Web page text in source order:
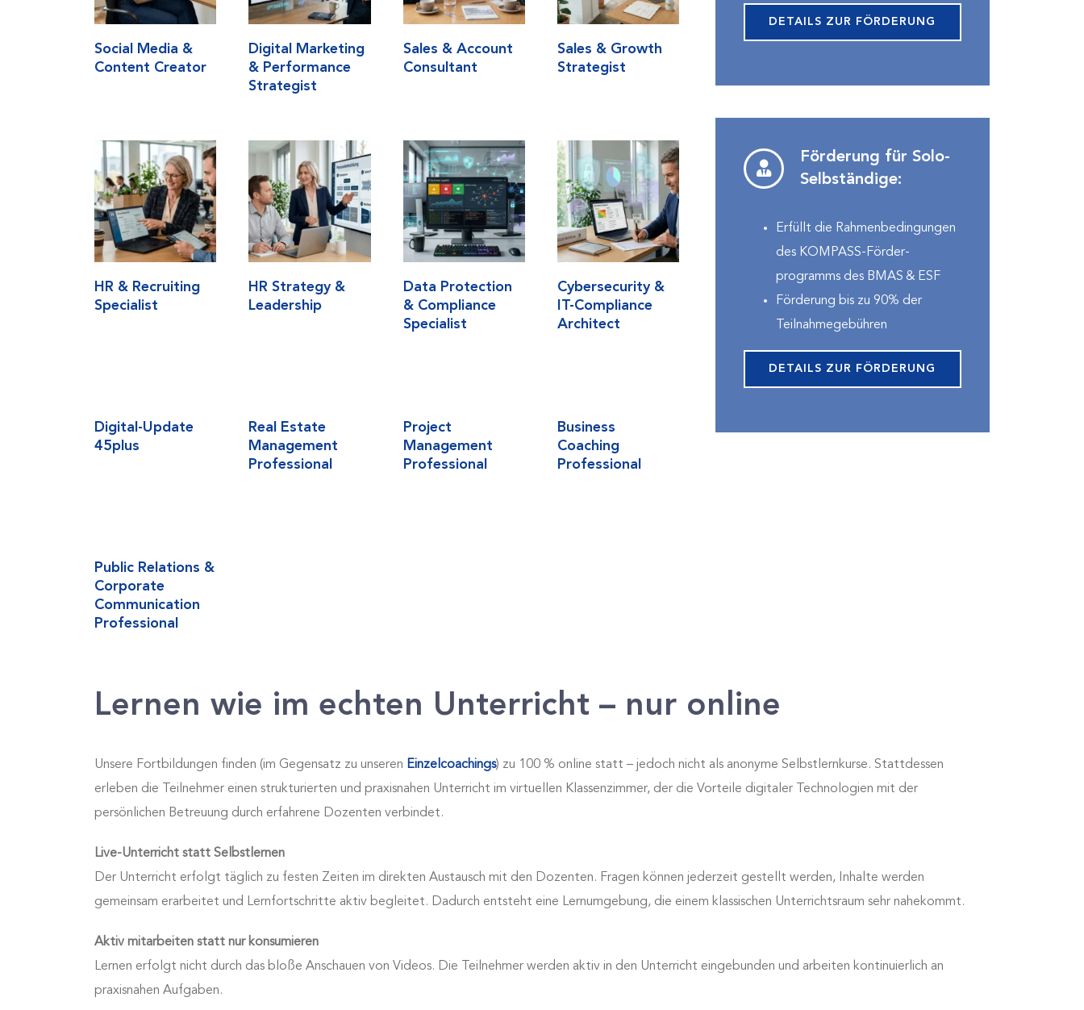
Social Media &
Content Creator
Digital Marketing
& Performance
Strategist
Sales & Account
Consultant
Sales & Growth
Strategist
HR & Recruiting
Specialist
HR Strategy &
Leadership
Data Protection
& Compliance
Specialist
Cybersecurity &
IT-Compliance
Architect
Digital-Update
45plus
Real Estate
Management
Professional
Project
Management
Professional
Business
Coaching
Professional
Public Relations &
Corporate
Communication
Professional
DETAILS ZUR FÖRDERUNG
Förderung für Solo-
Selbständige:
Erfüllt die Rahmenbedingungen
des KOMPASS-Förder­
programms des BMAS & ESF
Förderung bis zu 90% der
Teilnahmegebühren
DETAILS ZUR FÖRDERUNG
Lernen wie im echten Unterricht – nur online
Unsere Fortbildungen finden (im Gegensatz zu unseren Einzelcoachings) zu 100 % online statt – jedoch nicht als anonyme Selbstlernkurse. Stattdessen
erleben die Teilnehmer einen strukturierten und praxisnahen Unterricht im virtuellen Klassenzimmer, der die Vorteile digitaler Technologien mit der
persönlichen Betreuung durch erfahrene Dozenten verbindet.
Live-Unterricht statt Selbstlernen
Der Unterricht erfolgt täglich zu festen Zeiten im direkten Austausch mit den Dozenten. Fragen können jederzeit gestellt werden, Inhalte werden
gemeinsam erarbeitet und Lernfortschritte aktiv begleitet. Dadurch entsteht eine Lernumgebung, die einem klassischen Unterrichtsraum sehr nahekommt.
Aktiv mitarbeiten statt nur konsumieren
Lernen erfolgt nicht durch das bloße Anschauen von Videos. Die Teilnehmer werden aktiv in den Unterricht eingebunden und arbeiten kontinuierlich an
praxisnahen Aufgaben.